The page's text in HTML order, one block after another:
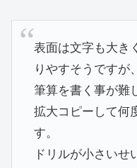
表面は文字も大き
りやすそうですが
筆算を書く事が難
拡大コピーして何
す。
ドリルが小さいせ